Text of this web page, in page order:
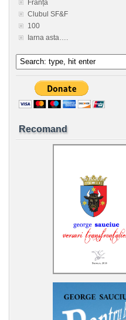
Franța
Clubul SF&F
100
Iarna asta….
Recomand